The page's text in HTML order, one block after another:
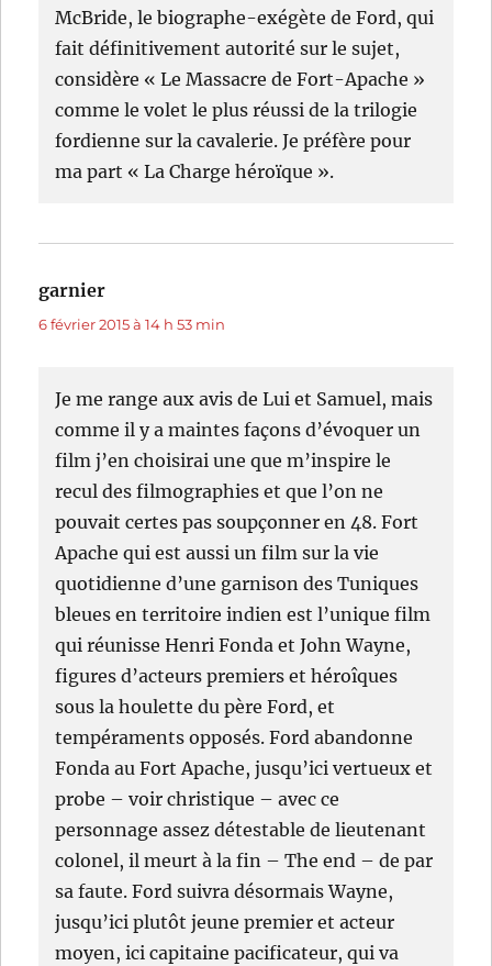
McBride, le biographe-exégète de Ford, qui
fait définitivement autorité sur le sujet,
considère « Le Massacre de Fort-Apache »
comme le volet le plus réussi de la trilogie
fordienne sur la cavalerie. Je préfère pour
ma part « La Charge héroïque ».
garnier
6 février 2015 à 14 h 53 min
Je me range aux avis de Lui et Samuel, mais
comme il y a maintes façons d’évoquer un
film j’en choisirai une que m’inspire le
recul des filmographies et que l’on ne
pouvait certes pas soupçonner en 48. Fort
Apache qui est aussi un film sur la vie
quotidienne d’une garnison des Tuniques
bleues en territoire indien est l’unique film
qui réunisse Henri Fonda et John Wayne,
figures d’acteurs premiers et héroîques
sous la houlette du père Ford, et
tempéraments opposés. Ford abandonne
Fonda au Fort Apache, jusqu’ici vertueux et
probe – voir christique – avec ce
personnage assez détestable de lieutenant
colonel, il meurt à la fin – The end – de par
sa faute. Ford suivra désormais Wayne,
jusqu’ici plutôt jeune premier et acteur
moyen, ici capitaine pacificateur, qui va